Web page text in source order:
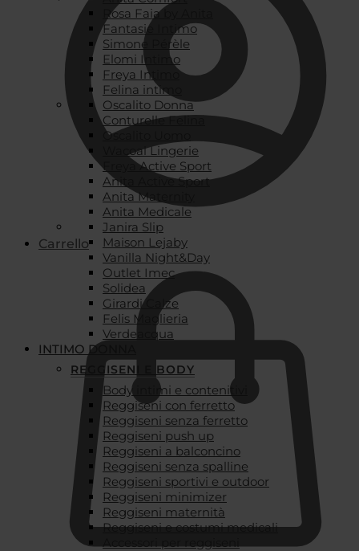
Carrello
Rosa Faia by Anita
Fantasie Intimo
Simone Pérèle
Elomi Intimo
Freya Intimo
Felina intimo
Oscalito Donna
Conturelle Felina
Oscalito Uomo
Wacoal Lingerie
Freya Active Sport
Anita Active Sport
Anita Maternity
Anita Medicale
Janira Slip
Maison Lejaby
Vanilla Night&Day
Outlet Imec
Solidea
Girardi Calze
Felis Maglieria
Verdeacqua
INTIMO DONNA
REGGISENI E BODY
Body intimi e contenitivi
Reggiseni con ferretto
Reggiseni senza ferretto
Reggiseni push up
Reggiseni a balconcino
Reggiseni senza spalline
Reggiseni sportivi e outdoor
Reggiseni minimizer
Reggiseni maternità
Reggiseni e costumi medicali
Accessori per reggiseni